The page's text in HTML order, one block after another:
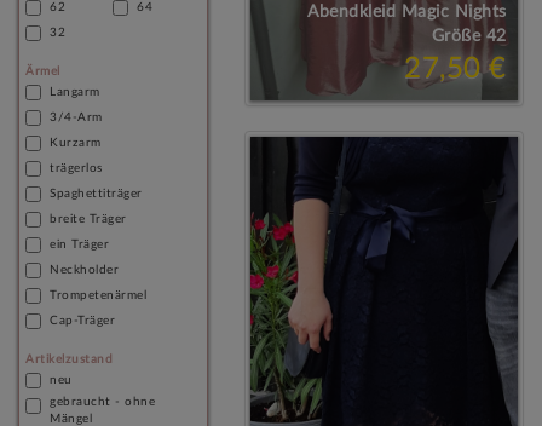
62 64
32
Ärmel
Langarm
3/4-Arm
Kurzarm
trägerlos
Spaghettiträger
breite Träger
ein Träger
Neckholder
Trompetenärmel
Cap-Träger
Artikelzustand
neu
gebraucht - ohne
Mängel
Abendkleid Magic Nights
Größe 42
27,50 €